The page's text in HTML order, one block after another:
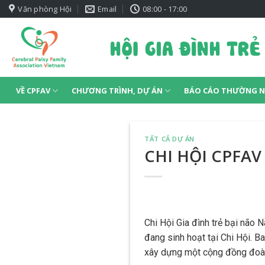
Skip
to
content
Văn phòng Hội Email 08:00 - 17:00
VỀ CPFAV CHƯƠNG TRÌNH, DỰ ÁN BÁO CÁO THƯỜNG
TẤT CẢ DỰ ÁN
CHI HỘI
Chi Hội Gia đình trẻ bại não
đang sinh hoạt tại Chi Hội.
xây dựng một cộng đồng